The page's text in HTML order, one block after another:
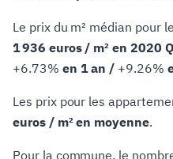
Le prix du m² médian pour
1 936 euros / m² en 2020
+6.73% en 1 an / +9.26%
Les prix pour les
euros / m² en moyenne.
Pour la commune, le